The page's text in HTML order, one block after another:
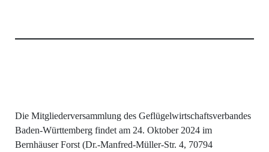
Die Mitgliederversammlung des Geflügelwirtschaftsverbandes
Baden-Württemberg findet am 24. Oktober 2024 im
Bernhäuser Forst (Dr.-Manfred-Müller-Str. 4, 70794